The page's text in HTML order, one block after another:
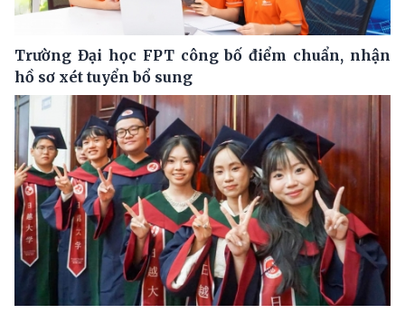
Trường Đại học FPT công bố điểm chuẩn, nhận
hồ sơ xét tuyển bổ sung